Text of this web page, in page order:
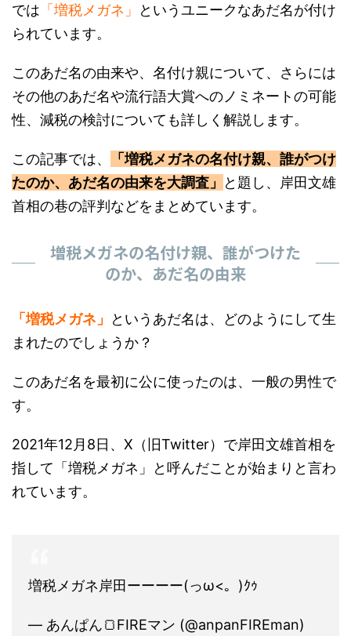
では 「増税メガネ」
というユニークなあだ名が付け
られています。
このあだ名の由来や、名付け親について、さらには
その他のあだ名や流行語大賞へのノミネートの可能
性、減税の検討についても詳しく解説します。
この記事では、
「増税メガネの名付け親、誰がつけ
たのか、あだ名の由来を大調査」
と題し、岸田文雄
首相の巷の評判などをまとめています。
増税メガネの名付け親、誰がつけた
のか、あだ名の由来
「増税メガネ」
というあだ名は、どのようにして生
まれたのでしょうか？
このあだ名を最初に公に使ったのは、一般の男性で
す。
2021年12月8日、X（旧Twitter）で岸田文雄首相を
指して「増税メガネ」と呼んだことが始まりと言わ
れています。
December 8, 2021